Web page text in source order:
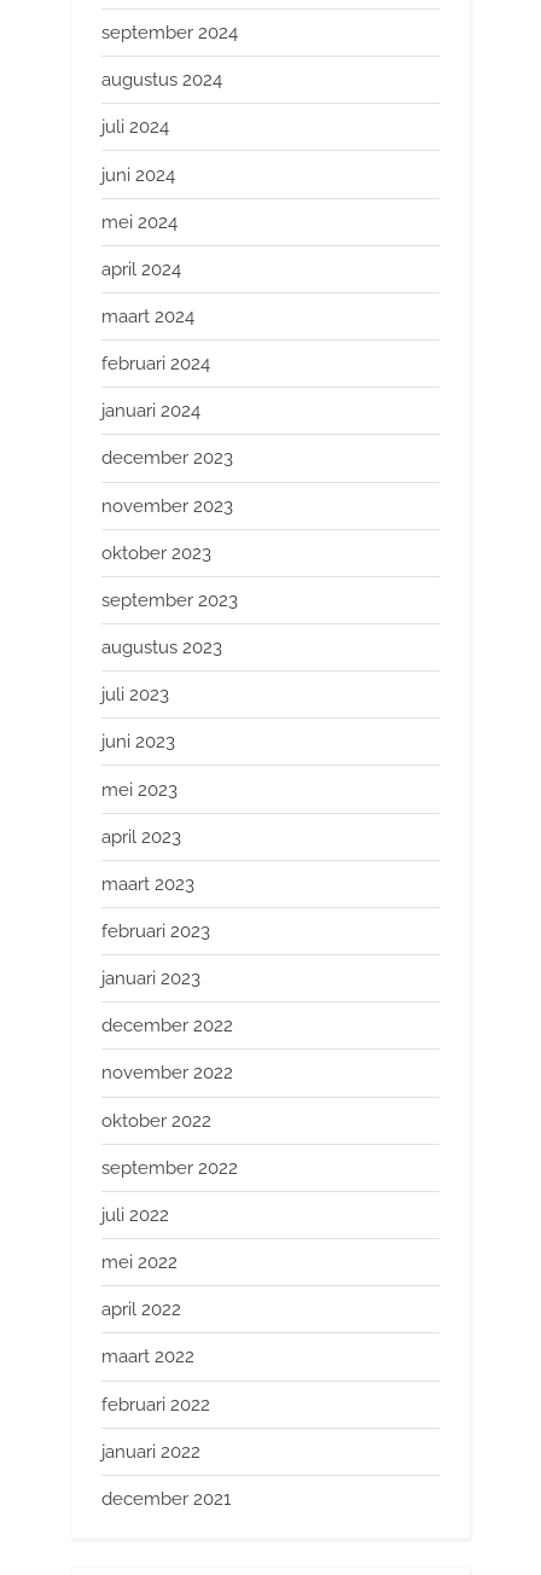
september 2024
augustus 2024
juli 2024
juni 2024
mei 2024
april 2024
maart 2024
februari 2024
januari 2024
december 2023
november 2023
oktober 2023
september 2023
augustus 2023
juli 2023
juni 2023
mei 2023
april 2023
maart 2023
februari 2023
januari 2023
december 2022
november 2022
oktober 2022
september 2022
juli 2022
mei 2022
april 2022
maart 2022
februari 2022
januari 2022
december 2021